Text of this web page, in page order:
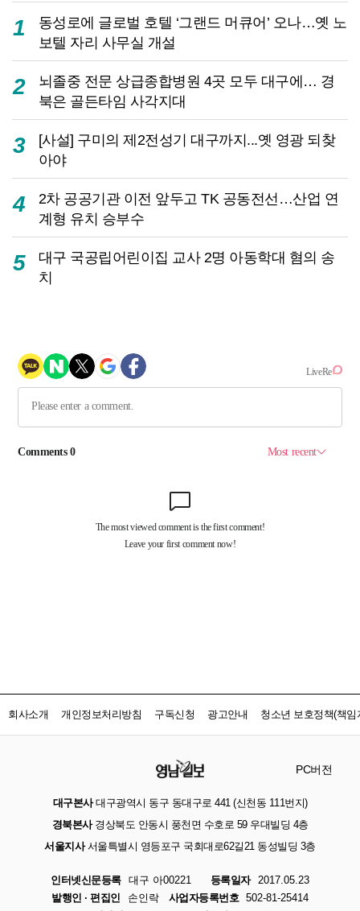
1
동성로에 글로벌 호텔 ‘그랜드 머큐어’ 오나…옛 노
보텔 자리 사무실 개설
2
뇌졸중 전문 상급종합병원 4곳 모두 대구에… 경
북은 골든타임 사각지대
3
[사설] 구미의 제2전성기 대구까지...옛 영광 되찾
아야
4
2차 공공기관 이전 앞두고 TK 공동전선…산업 연
계형 유치 승부수
5
대구 국공립어린이집 교사 2명 아동학대 혐의 송
치
회사소개 개인정보처리방침 구독신청 광고안내 청소년 보호정책(책임
PC버전
대구본사대구광역시 동구 동대구로 441 (신천동 111번지)
경북본사경상북도 안동시 풍천면 수호로 59 우대빌딩 4층
서울지사서울특별시 영등포구 국회대로62길21 동성빌딩 3층
인터넷신문등록 대구 아00221 등록일자
2017.05.23
발행인 · 편집인
손인락 사업자등록번호 502-81-25414